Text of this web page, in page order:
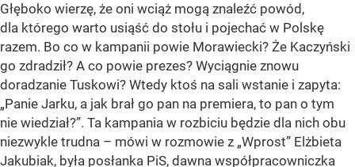
Głęboko wierzę, że oni wciąż mogą znaleźć powód,
dla którego warto usiąść do stołu i pojechać w Polskę
razem. Bo co w kampanii powie Morawiecki? Że Kaczyński
go zdradził? A co powie prezes? Wyciągnie znowu
doradzanie Tuskowi? Wtedy ktoś na sali wstanie i zapyta:
„Panie Jarku, a jak brał go pan na premiera, to pan o tym
nie wiedział?”. Ta kampania w rozbiciu będzie dla nich obu
niezwykle trudna – mówi w rozmowie z „Wprost” Elżbieta
Jakubiak, była posłanka PiS, dawna współpracowniczka